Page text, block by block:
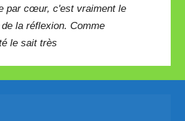
par cœur, c'est vraiment le
la réflexion. Comme
le sait très